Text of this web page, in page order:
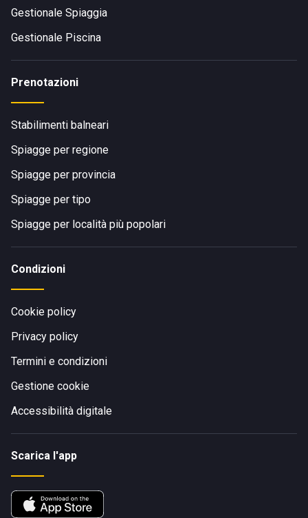
Gestionale Spiaggia
Gestionale Piscina
Prenotazioni
Stabilimenti balneari
Spiagge per regione
Spiagge per provincia
Spiagge per tipo
Spiagge per località più popolari
Condizioni
Cookie policy
Privacy policy
Termini e condizioni
Gestione cookie
Accessibilità digitale
Scarica l'app